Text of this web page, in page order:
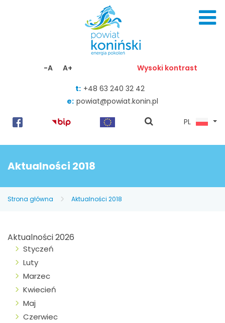
-A A+ Wysoki kontrast
t: +48 63 240 32 42
e: powiat@powiat.konin.pl
pokaż
PL
Aktualności 2018
Strona główna Aktualności 2018
Aktualności 2026
Styczeń
Luty
Marzec
Kwiecień
Maj
Czerwiec